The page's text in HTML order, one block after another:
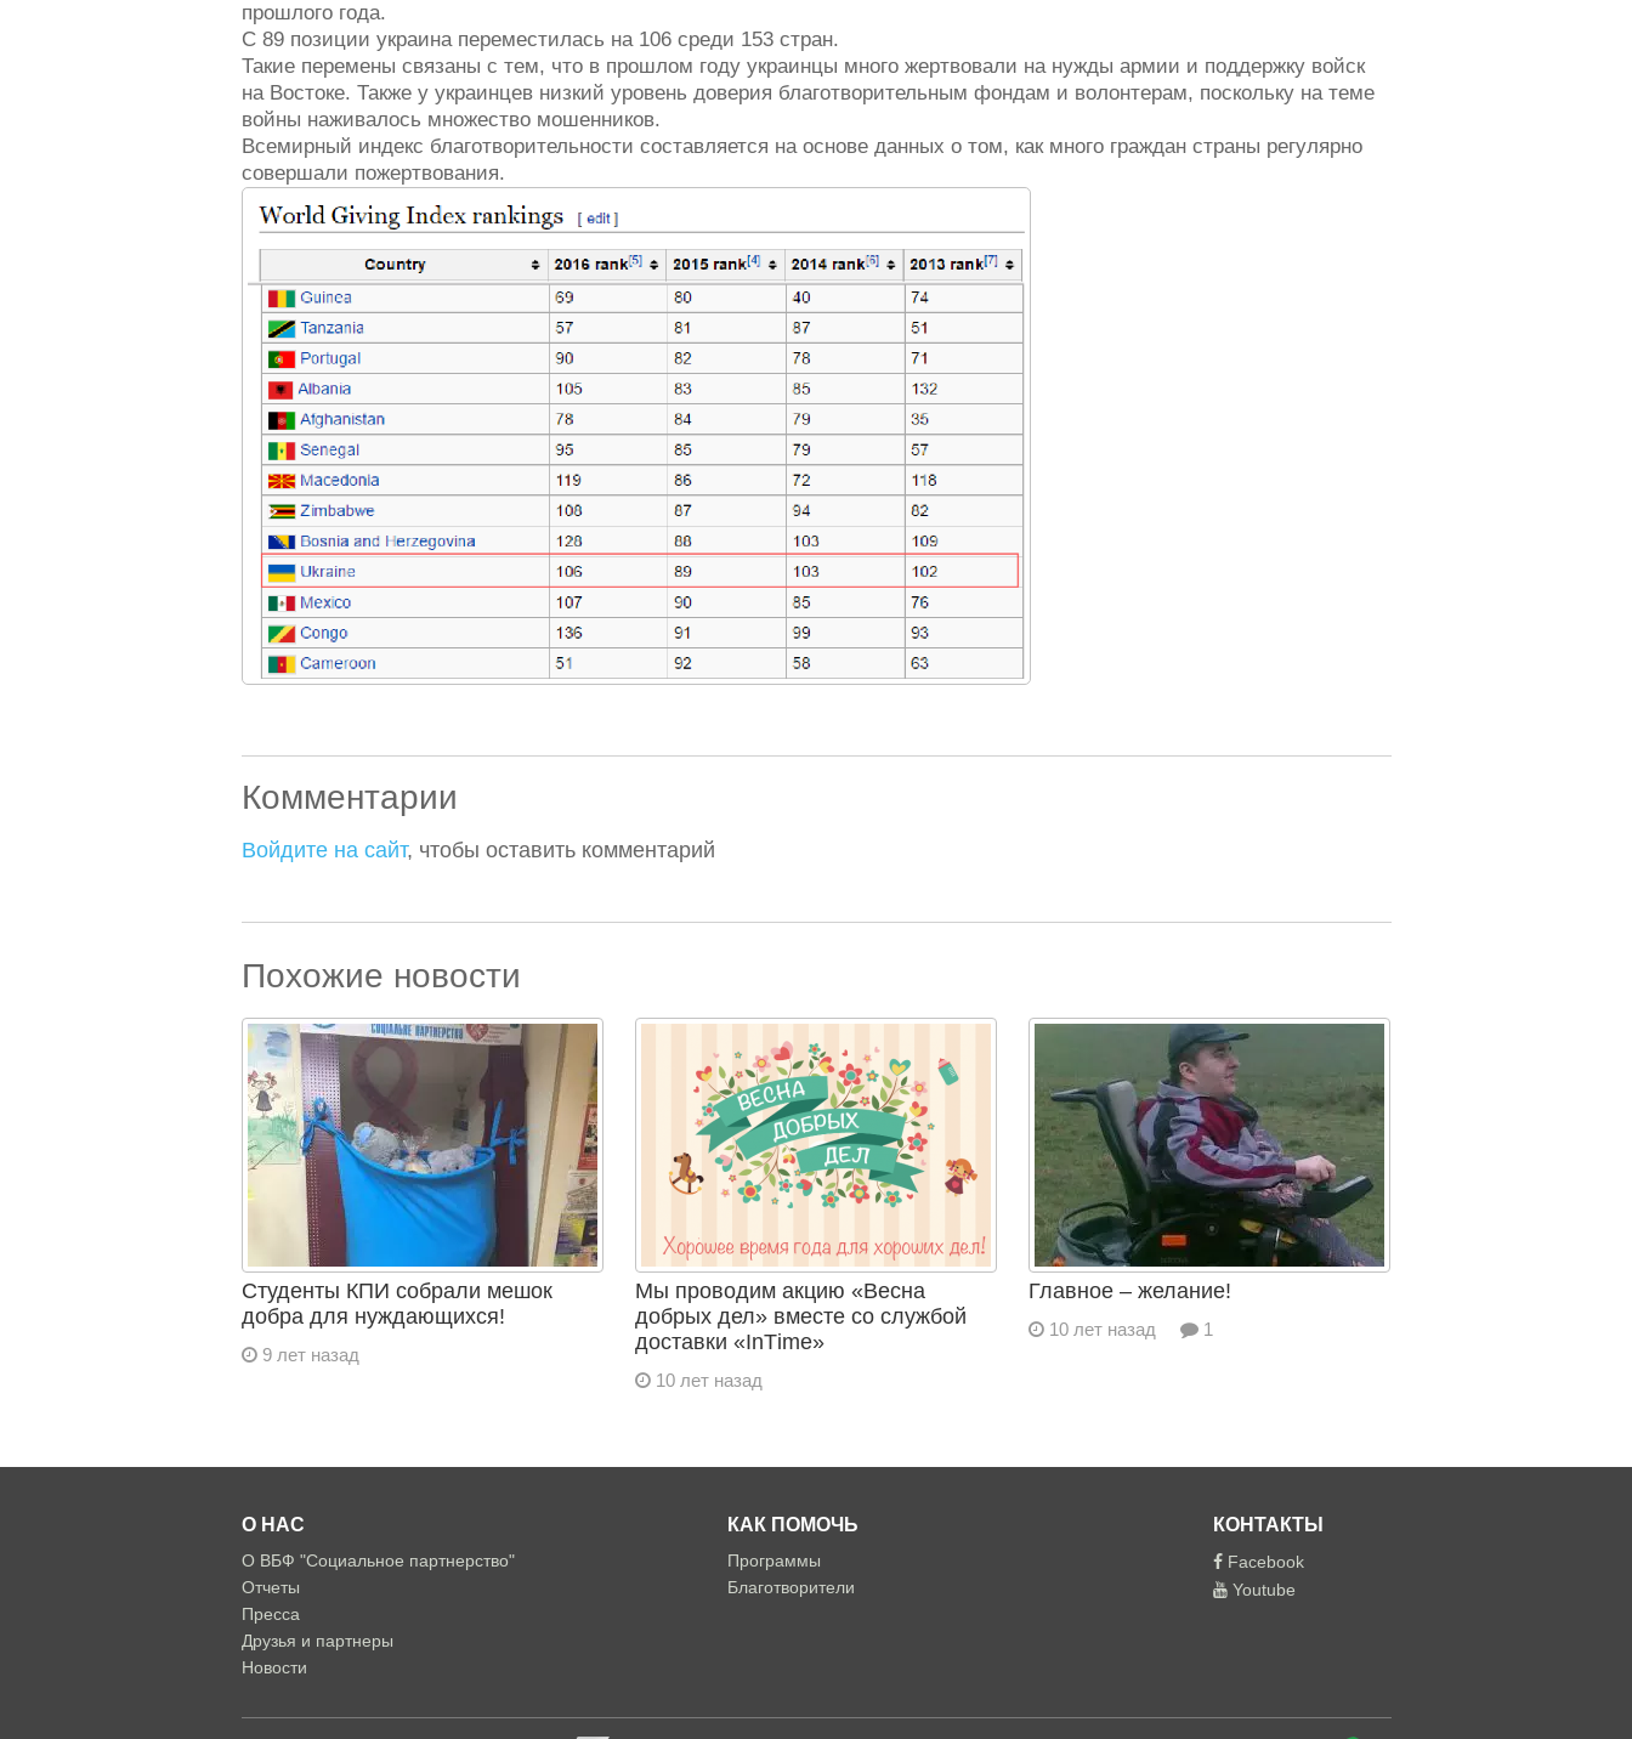
прошлого года.
С 89 позиции украина переместилась на 106 среди 153 стран.
Такие перемены связаны с тем, что в прошлом году украинцы много жертвовали на нужды армии и поддержку войск
на Востоке. Также у украинцев низкий уровень доверия благотворительным фондам и волонтерам, поскольку на теме
войны наживалось множество мошенников.
Всемирный индекс благотворительности составляется на основе данных о том, как много граждан страны регулярно
совершали пожертвования.
Комментарии
Войдите на сайт, чтобы оставить комментарий
Похожие новости
Студенты КПИ собрали мешок
добра для нуждающихся!
9 лет назад
Мы проводим акцию «Весна
добрых дел» вместе со службой
доставки «InТime»
10 лет назад
Главное – желание!
10 лет назад 1
О НАС
О ВБФ "Социальное партнерство"
Отчеты
Пресса
Друзья и партнеры
Новости
КАК ПОМОЧЬ
Программы
Благотворители
КОНТАКТЫ
Facebook
Youtube